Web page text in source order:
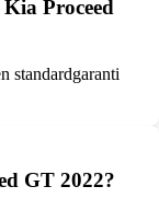
Proceed
standardgaranti
GT 2022?